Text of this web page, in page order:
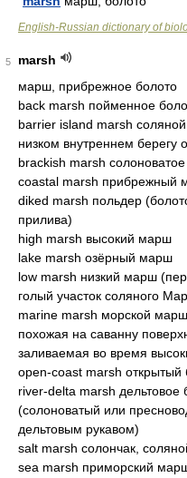
English-Russian dictionary of
5
marsh
марш, прибрежное болото
back marsh пойменное
barrier island marsh
низком внутреннем берегу
brackish marsh
coastal marsh прибрежный
diked marsh польдер
прилива)
high marsh высокий марш
lake marsh озёрный марш
low marsh низкий марш
голый участок соляного
marine marsh морской марш
похожая на саванну
заливаемая во время
open-coast marsh
river-delta marsh
(солоноватый или
дельтовым рукавом)
salt marsh солончак,
sea marsh приморский